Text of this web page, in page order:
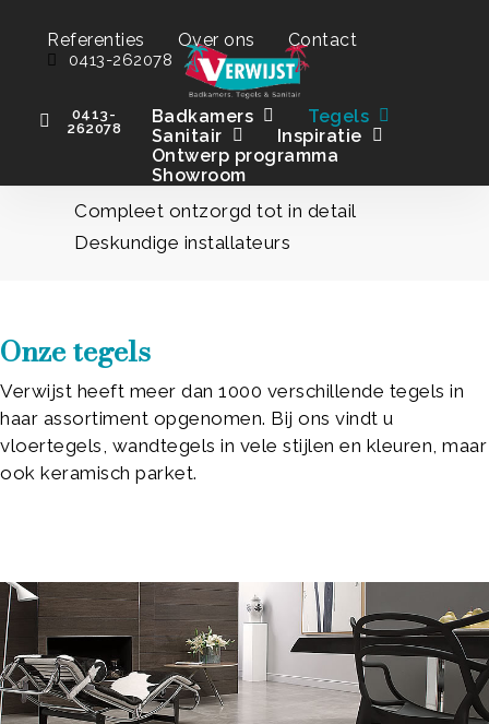
Referenties Over ons Contact
0413-262078
0413-
262078
Badkamers
Tegels
Sanitair
Inspiratie
Ontwerp programma
Showroom
60 jaar passie, kwaliteit én vakmanschap
Luxe badkamer materialen en elementen
Compleet ontzorgd tot in detail
Deskundige installateurs
Onze tegels
Verwijst heeft meer dan 1000 verschillende tegels in
haar assortiment opgenomen. Bij ons vindt u
vloertegels, wandtegels in vele stijlen en kleuren, maar
ook keramisch parket.